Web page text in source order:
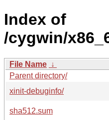
Index of
/cygwin/
File Name ↓
Parent directory/
xinit-debuginfo/
sha512.sum